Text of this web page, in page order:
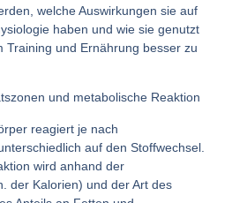
welche Auswirkungen sie auf
haben und wie sie genutzt
Training und Ernährung besser zu
und metabolische Reaktion
reagiert je nach
auf den Stoffwechsel.
wird anhand der
der Kalorien) und der Art des